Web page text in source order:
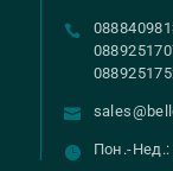
Пон.-Нед.: